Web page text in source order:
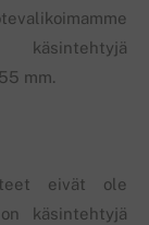
mm.
eivät ole
käsintehtyjä